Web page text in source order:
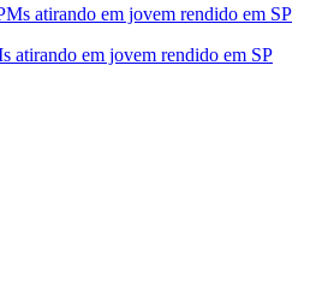
atirando em jovem rendido em SP